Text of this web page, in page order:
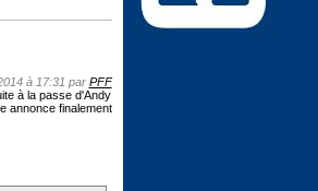
à 17:31 par PFF
à la passe d'Andy
annonce finalement